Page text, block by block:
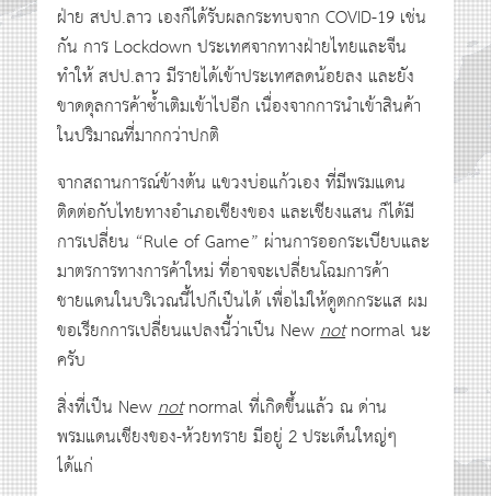
ฝ่าย สปป.ลาว เองก็ได้รับผลกระทบจาก COVID-19 เช่น
กัน การ Lockdown ประเทศจากทางฝ่ายไทยและจีน
ทำให้ สปป.ลาว มีรายได้เข้าประเทศลดน้อยลง และยัง
ขาดดุลการค้าซ้ำเติมเข้าไปอีก เนื่องจากการนำเข้าสินค้า
ในปริมาณที่มากกว่าปกติ
จากสถานการณ์ข้างต้น แขวงบ่อแก้วเอง ที่มีพรมแดน
ติดต่อกับไทยทางอำเภอเชียงของ และเชียงแสน ก็ได้มี
การเปลี่ยน “Rule of Game” ผ่านการออกระเบียบและ
มาตรการทางการค้าใหม่ ที่อาจจะเปลี่ยนโฉมการค้า
ชายแดนในบริเวณนี้ไปก็เป็นได้ เพื่อไม่ให้ดูตกกระแส ผม
ขอเรียกการเปลี่ยนแปลงนี้ว่าเป็น Newnotnormal นะ
ครับ
สิ่งที่เป็น Newnotnormal ที่เกิดขึ้นแล้ว ณ ด่าน
พรมแดนเชียงของ-ห้วยทราย มีอยู่ 2 ประเด็นใหญ่ๆ
ได้แก่